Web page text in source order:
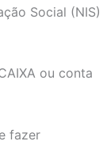
Social (NIS)
ou conta
fazer